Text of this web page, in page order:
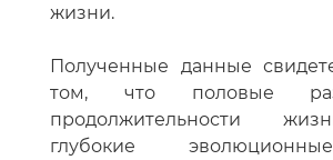
жизни.
Полученные данные
том, что половые
продолжительности
глубокие